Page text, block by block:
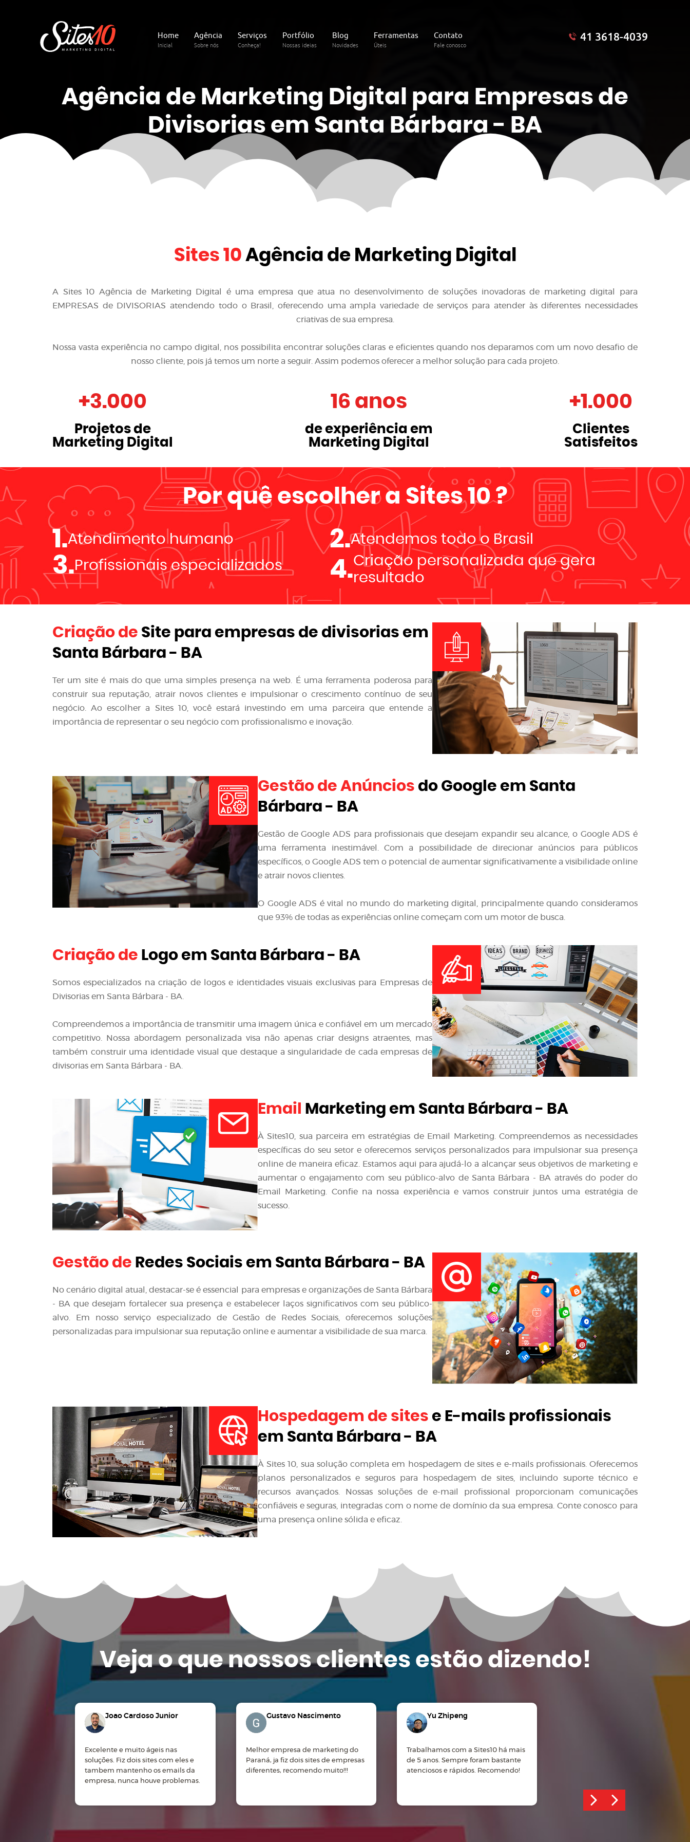
Home
Inicial
Agência
Sobre nós
Serviços
Conheça!
Portfólio
Nossas ideias
Blog
Novidades
Ferramentas
Úteis
Contato
Fale conosco
41 3618-4039
Agência de Marketing Digital para Empresas de
Divisorias em Santa Bárbara - BA
Sites 10 Agência de Marketing Digital
A Sites 10 Agência de Marketing Digital é uma empresa que atua no desenvolvimento de soluções inovadoras de marketing digital para
EMPRESAS de DIVISORIAS atendendo todo o Brasil, oferecendo uma ampla variedade de serviços para atender às diferentes necessidades
criativas de sua empresa.
Nossa vasta experiência no campo digital, nos possibilita encontrar soluções claras e eficientes quando nos deparamos com um novo desafio de
nosso cliente, pois já temos um norte a seguir. Assim podemos oferecer a melhor solução para cada projeto.
+3.000
Projetos de
Marketing Digital
16 anos
de experiência em
Marketing Digital
+1.000
Clientes
Satisfeitos
Por quê escolher a Sites 10 ?
1.Atendimento humano 2.Atendemos todo o Brasil
3.Profissionais especializados 4.Criação personalizada que gera
resultado
Criação de Site para empresas de divisorias em
Santa Bárbara - BA
Ter um site é mais do que uma simples presença na web. É uma ferramenta poderosa para
construir sua reputação, atrair novos clientes e impulsionar o crescimento contínuo de seu
negócio. Ao escolher a Sites 10, você estará investindo em uma parceira que entende a
importância de representar o seu negócio com profissionalismo e inovação.
Gestão de Anúncios do Google em Santa
Bárbara - BA
Gestão de Google ADS para profissionais que desejam expandir seu alcance, o Google ADS é
uma ferramenta inestimável. Com a possibilidade de direcionar anúncios para públicos
específicos, o Google ADS tem o potencial de aumentar significativamente a visibilidade online
e atrair novos clientes.
O Google ADS é vital no mundo do marketing digital, principalmente quando consideramos
que 93% de todas as experiências online começam com um motor de busca.
Criação de Logo em Santa Bárbara - BA
Somos especializados na criação de logos e identidades visuais exclusivas para Empresas de
Divisorias em Santa Bárbara - BA.
Compreendemos a importância de transmitir uma imagem única e confiável em um mercado
competitivo. Nossa abordagem personalizada visa não apenas criar designs atraentes, mas
também construir uma identidade visual que destaque a singularidade de cada empresas de
divisorias em Santa Bárbara - BA.
Email Marketing em Santa Bárbara - BA
À Sites10, sua parceira em estratégias de Email Marketing. Compreendemos as necessidades
específicas do seu setor e oferecemos serviços personalizados para impulsionar sua presença
online de maneira eficaz. Estamos aqui para ajudá-lo a alcançar seus objetivos de marketing e
aumentar o engajamento com seu público-alvo de Santa Bárbara - BA através do poder do
Email Marketing. Confie na nossa experiência e vamos construir juntos uma estratégia de
sucesso.
Gestão de Redes Sociais em Santa Bárbara - BA
No cenário digital atual, destacar-se é essencial para empresas e organizações de Santa Bárbara
- BA que desejam fortalecer sua presença e estabelecer laços significativos com seu público-
alvo. Em nosso serviço especializado de Gestão de Redes Sociais, oferecemos soluções
personalizadas para impulsionar sua reputação online e aumentar a visibilidade de sua marca.
Hospedagem de sites e E-mails profissionais
em Santa Bárbara - BA
À Sites 10, sua solução completa em hospedagem de sites e e-mails profissionais. Oferecemos
planos personalizados e seguros para hospedagem de sites, incluindo suporte técnico e
recursos avançados. Nossas soluções de e-mail profissional proporcionam comunicações
confiáveis e seguras, integradas com o nome de domínio da sua empresa. Conte conosco para
uma presença online sólida e eficaz.
Veja o quenossos clientes estão dizendo!
Joao Cardoso Junior
Excelente e muito ágeis nas
soluções. Fiz dois sites com eles e
tambem mantenho os emails da
empresa, nunca houve problemas.
Gustavo Nascimento
Melhor empresa de marketing do
Paraná, ja fiz dois sites de empresas
diferentes, recomendo muito!!!
Yu Zhipeng
Trabalhamos com a Sites10 há mais
de 5 anos. Sempre foram bastante
atenciosos e rápidos. Recomendo!
Gian Carlos Manosso
desenvolvido com profissionalismo!